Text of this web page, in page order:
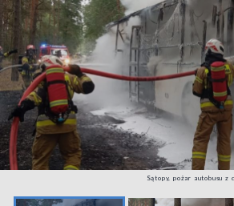
Sątopy, pożar autobusu z